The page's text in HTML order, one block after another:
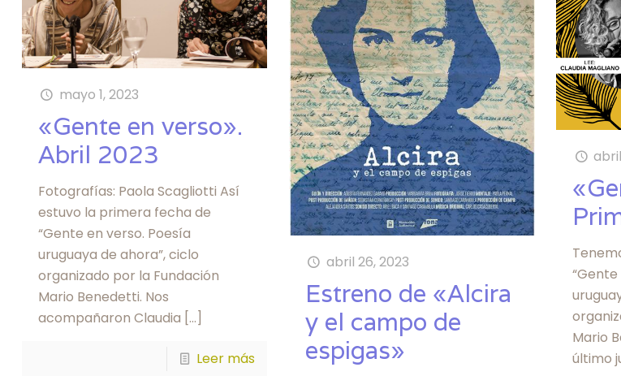
mayo 1, 2023
«Gente en verso».
Abril 2023
Fotografías: Paola Scagliotti Así
estuvo la primera fecha de
“Gente en verso. Poesía
uruguaya de ahora”, ciclo
organizado por la Fundación
Mario Benedetti. Nos
acompañaron Claudia […]
Leer más
abril 26, 2023
Estreno de «Alcira
y el campo de
espigas»
Mario
último